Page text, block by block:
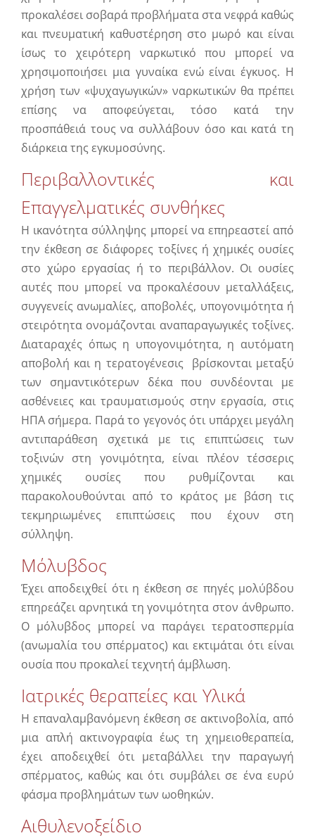
προκαλέσει σοβαρά προβλήματα στα νεφρά καθώς
και πνευματική καθυστέρηση στο μωρό και είναι
ίσως το χειρότερη ναρκωτικό που μπορεί να
χρησιμοποιήσει μια γυναίκα ενώ είναι έγκυος. Η
χρήση των «ψυχαγωγικών» ναρκωτικών θα πρέπει
επίσης να αποφεύγεται, τόσο κατά την
προσπάθειά τους να συλλάβουν όσο και κατά τη
διάρκεια της εγκυμοσύνης.
Περιβαλλοντικές και
Επαγγελματικές συνθήκες
Η ικανότητα σύλληψης μπορεί να επηρεαστεί από
την έκθεση σε διάφορες τοξίνες ή χημικές ουσίες
στο χώρο εργασίας ή το περιβάλλον. Οι ουσίες
αυτές που μπορεί να προκαλέσουν μεταλλάξεις,
συγγενείς ανωμαλίες, αποβολές, υπογονιμότητα ή
στειρότητα ονομάζονται αναπαραγωγικές τοξίνες.
Διαταραχές όπως η υπογονιμότητα, η αυτόματη
αποβολή και η τερατογένεσις βρίσκονται μεταξύ
των σημαντικότερων δέκα που συνδέονται με
ασθένειες και τραυματισμούς στην εργασία, στις
ΗΠΑ σήμερα. Παρά το γεγονός ότι υπάρχει μεγάλη
αντιπαράθεση σχετικά με τις επιπτώσεις των
τοξινών στη γονιμότητα, είναι πλέον τέσσερις
χημικές ουσίες που ρυθμίζονται και
παρακολουθούνται από το κράτος με βάση τις
τεκμηριωμένες επιπτώσεις που έχουν στη
σύλληψη.
Μόλυβδος
Έχει αποδειχθεί ότι η έκθεση σε πηγές μολύβδου
επηρεάζει αρνητικά τη γονιμότητα στον άνθρωπο.
Ο μόλυβδος μπορεί να παράγει τερατοσπερμία
(ανωμαλία του σπέρματος) και εκτιμάται ότι είναι
ουσία που προκαλεί τεχνητή άμβλωση.
Ιατρικές θεραπείες και Υλικά
Η επαναλαμβανόμενη έκθεση σε ακτινοβολία, από
μια απλή ακτινογραφία έως τη χημειοθεραπεία,
έχει αποδειχθεί ότι μεταβάλλει την παραγωγή
σπέρματος, καθώς και ότι συμβάλει σε ένα ευρύ
φάσμα προβλημάτων των ωοθηκών.
Αιθυλενοξείδιο